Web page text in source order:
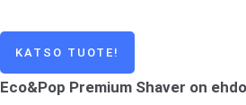
KATSO TUOTE!
Eco&Pop Premium Shaver on